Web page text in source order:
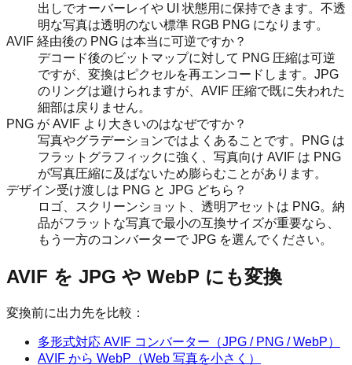
出しでオーバーレイや UI 状態用に保持できます。不透
明な写真は透明のない標準 RGB PNG になります。
AVIF 経由後の PNG は本当に可逆ですか？
デコード後のビットマップに対して PNG 圧縮は可逆
ですが、変換はピクセルを再エンコードします。JPG
のリングは避けられますが、AVIF 圧縮で既に失われた
細部は戻りません。
PNG が AVIF より大きいのはなぜですか？
写真やグラデーションではよくあることです。PNG は
フラットグラフィックに強く、写真向け AVIF は PNG
が写真圧縮に及ばないため膨らむことがあります。
デザイン受け渡しは PNG と JPG どちら？
ロゴ、スクリーンショット、透明アセットは PNG。納
品がフラットな写真で最小の互換サイズが重要なら、
もう一方のコンバーターで JPG を選んでください。
AVIF を JPG や WebP にも変換
変換前に出力先を比較：
多形式対応 AVIF コンバーター（JPG / PNG / WebP）
AVIF から WebP（Web 写真を小さく）